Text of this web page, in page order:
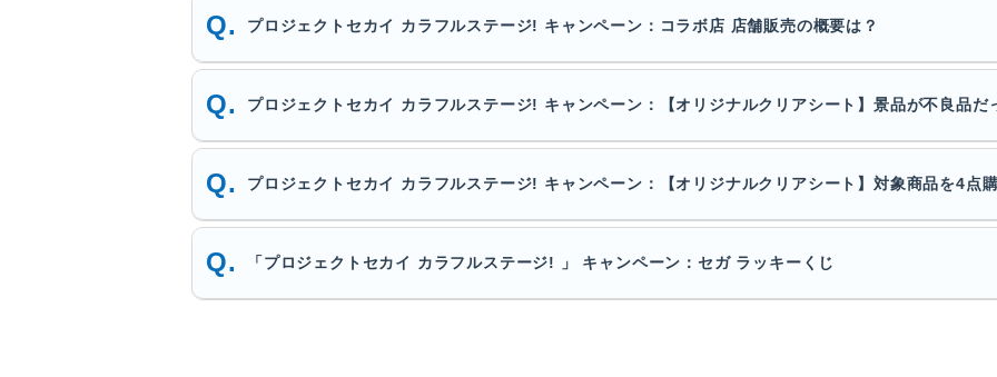
プロジェクトセカイ カラフルステージ! キャンペーン：コラボ店 店舗販売の概要は？
プロジェクトセカイ カラフルステージ! キャンペーン：【オリジナルクリアシート】景品が不良品だ
プロジェクトセカイ カラフルステージ! キャンペーン：【オリジナルクリアシート】対象商品を4点
「プロジェクトセカイ カラフルステージ! 」 キャンペーン：セガ ラッキーくじ